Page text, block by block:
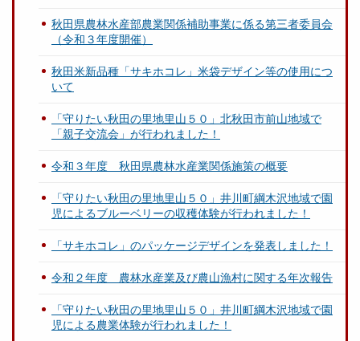
秋田県農林水産部農業関係補助事業に係る第三者委員会
（令和３年度開催）
秋田米新品種「サキホコレ」米袋デザイン等の使用につ
いて
「守りたい秋田の里地里山５０」北秋田市前山地域で
「親子交流会」が行われました！
令和３年度 秋田県農林水産業関係施策の概要
「守りたい秋田の里地里山５０」井川町綱木沢地域で園
児によるブルーベリーの収穫体験が行われました！
「サキホコレ」のパッケージデザインを発表しました！
令和２年度 農林水産業及び農山漁村に関する年次報告
「守りたい秋田の里地里山５０」井川町綱木沢地域で園
児による農業体験が行われました！